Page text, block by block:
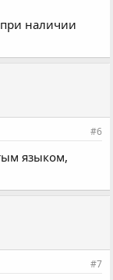
при наличии
#6
языком,
#7